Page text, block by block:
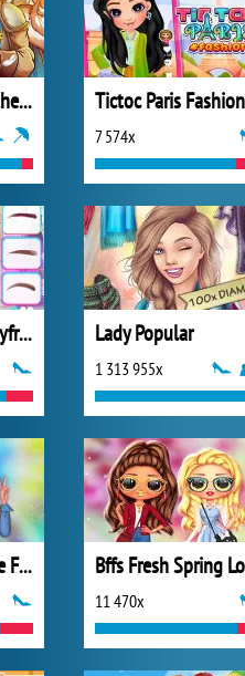
My Kingdom for the Princess Plná verze Tictoc Paris Fashion
7 574x
TikTok Trends: Boyfriend Fashion Lady Popular
1 313 955x
Princesses Tie Dye Fashion
11 470x